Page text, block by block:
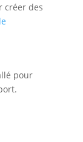
créer des
pour